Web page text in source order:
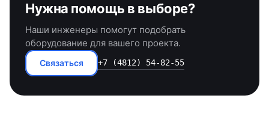
Нужна помощь в выборе?
Наши инженеры помогут подобрать
оборудование для вашего проекта.
Связаться +7 (4812) 54-82-55